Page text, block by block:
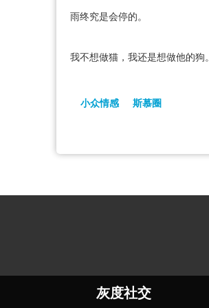
雨终究是会停的。
我不想做猫，我还是想做他的狗。
小众情感
斯慕圈
灰度社交